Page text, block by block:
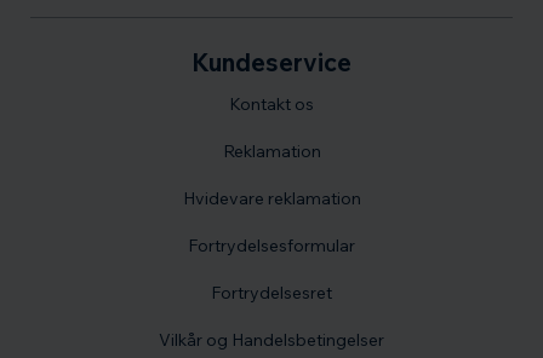
Kundeservice
Kontakt os
Reklamation
Hvidevare reklamation
Fortrydelsesformular
Fortrydelsesret
Vilkår og Handelsbetingelser